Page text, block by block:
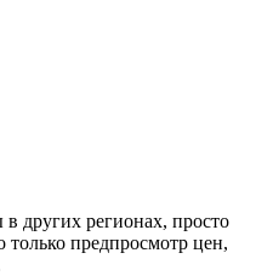
других регионах, просто
предпросмотр цен,